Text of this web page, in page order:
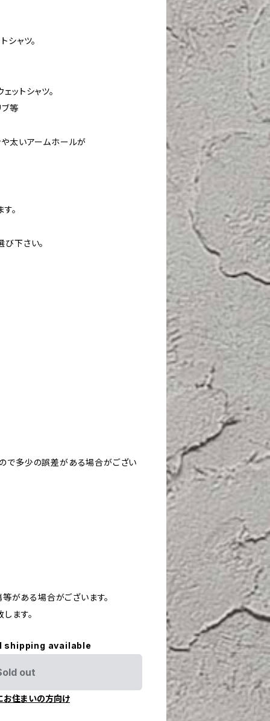
シャツ。
ットシャツ。
等
や太いアームホールが
。
下さい。
で多少の誤差がある場合がござい
がある場合がございます。
ます。
shipping available
out
お住まいの方向け